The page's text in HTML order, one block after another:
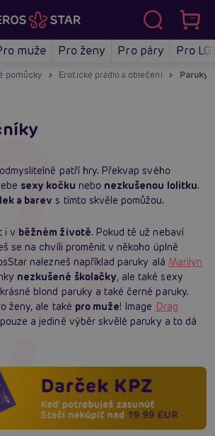
muže Pro ženy Pro páry Pro
pomůcky Erotické prádlo a oblečení Paruky
patří hry. Překvap svého
sexy kočku nebo nezkušenou lolitku.
a barev s tímto skvěle pomůžou.
i v běžném životě. Pokud tě už nebaví
se na chvíli proměnit v někoho úplně
nalezneš například paruky alá Marilyn
nezkušené školačky, ale také sexy
blond paruky a také černé paruky.
ženy, ale také pro muže! Image Drag
a jedině výběr skvělé paruky a to dá